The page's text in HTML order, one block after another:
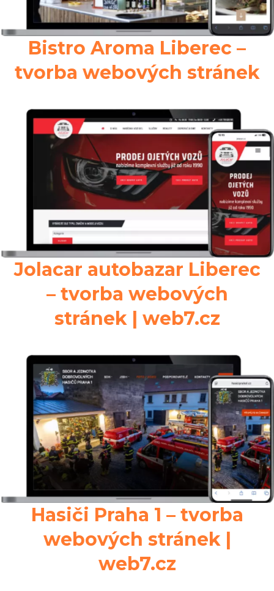
Bistro Aroma Liberec –
tvorba webových stránek
Jolacar autobazar Liberec
– tvorba webových
stránek | web7.cz
Hasiči Praha 1 – tvorba
webových stránek |
web7.cz